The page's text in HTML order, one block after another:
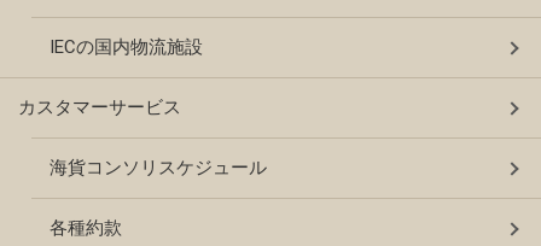
IECの国内物流施設
カスタマーサービス
海貨コンソリスケジュール
各種約款